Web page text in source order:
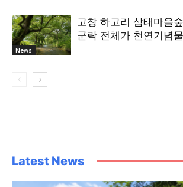
News
고창 하고리 삼태마을
군락 전체가 천연기념
Latest News